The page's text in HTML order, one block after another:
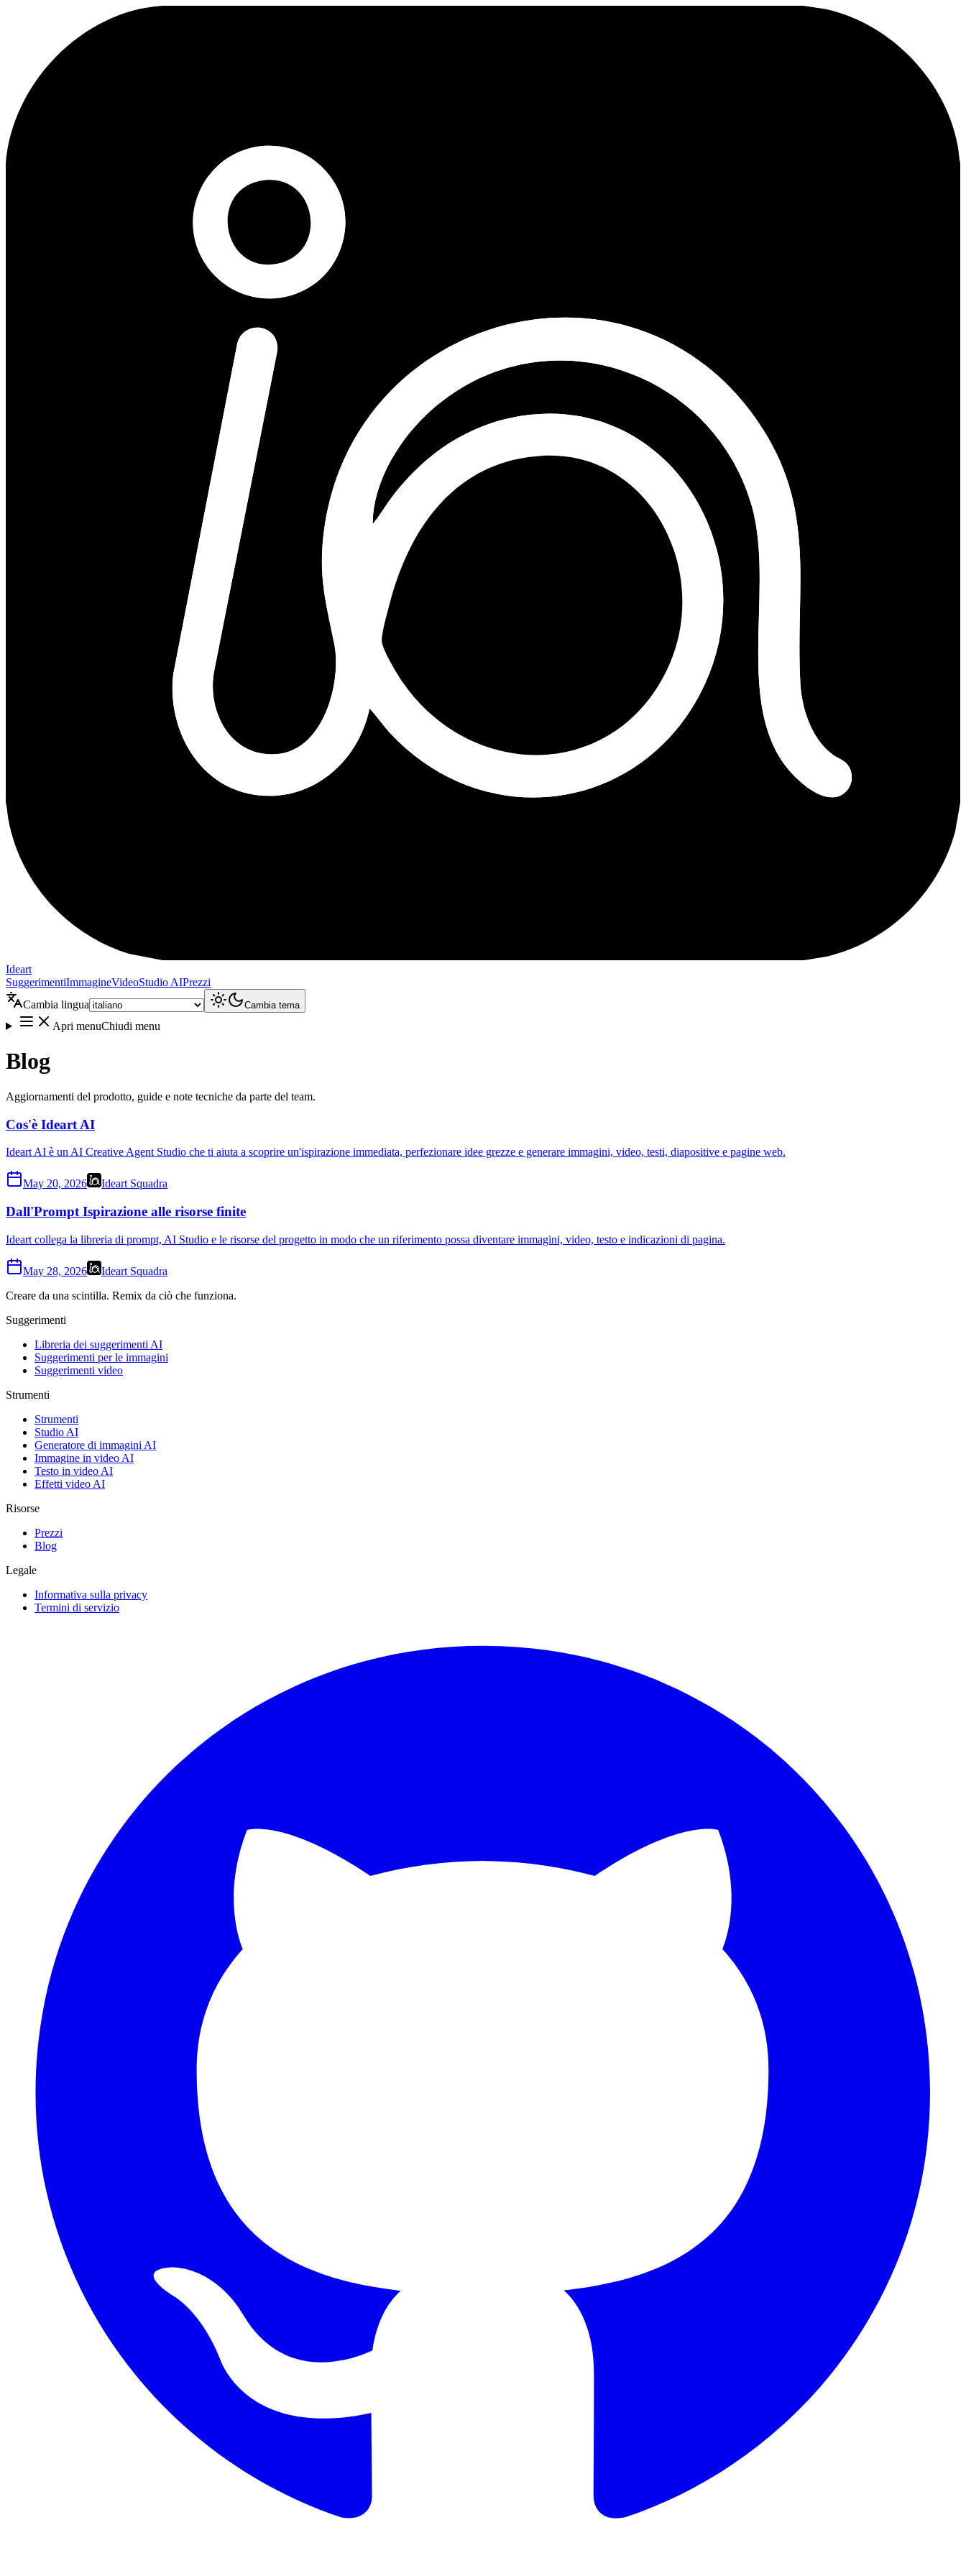
Ideart
SuggerimentiImmagineVideoStudio AIPrezzi
Cambia lingua
Cambia tema
Apri menuChiudi menu
Blog
Aggiornamenti del prodotto, guide e note tecniche da parte del team.
Cos'è Ideart AI
Ideart AI è un AI Creative Agent Studio che ti aiuta a scoprire un'ispirazione immediata, perfezionare idee grezze e generare immagini, video, testi, diapositive e pagine web.
May 20, 2026 Ideart Squadra
Dall'Prompt Ispirazione alle risorse finite
Ideart collega la libreria di prompt, AI Studio e le risorse del progetto in modo che un riferimento possa diventare immagini, video, testo e indicazioni di pagina.
May 28, 2026
Ideart Squadra
Creare da una scintilla. Remix da ciò che funziona.
Suggerimenti
Libreria dei suggerimenti AI
Suggerimenti per le immagini
Suggerimenti video
Strumenti
Strumenti
Studio AI
Generatore di immagini AI
Immagine in video AI
Testo in video AI
Effetti video AI
Risorse
Prezzi
Blog
Legale
Informativa sulla privacy
Termini di servizio